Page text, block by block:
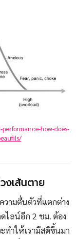
how-does-
งเส้นตาย
วามตื่นตัวที่แตกต่าง
ไลน์อีก 2 ชม. ต้อง
ทำให้เรามีสติขึ้นมา